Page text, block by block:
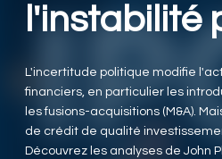
ART CONTEMPORAIN
l'instabilité
L'incertitude politique modifie
financiers, en particulier les
les fusions-acquisitions (M&A).
de crédit de qualité
Découvrez les analyses de John